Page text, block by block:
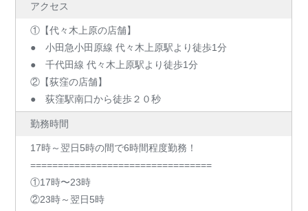
アクセス
①【代々木上原の店舗】
● 小田急小田原線 代々木上原駅より徒歩1分
● 千代田線 代々木上原駅より徒歩1分
②【荻窪の店舗】
● 荻窪駅南口から徒歩２０秒
勤務時間
17時～翌日5時の間で6時間程度勤務！
=================================
①17時〜23時
②23時～翌日5時